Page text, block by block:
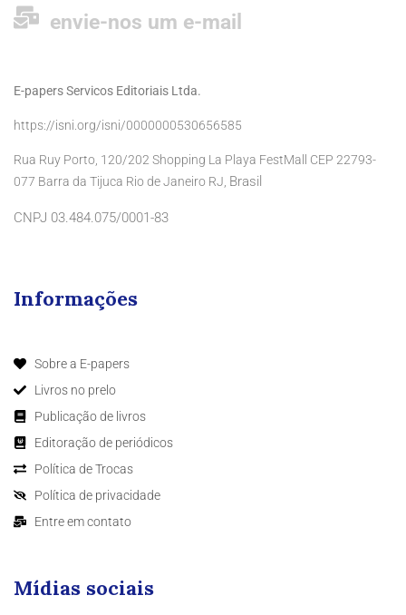
envie-nos um e-mail
E-papers Servicos Editoriais Ltda.
https://isni.org/isni/0000000530656585
Rua Ruy Porto, 120/202 Shopping La Playa FestMall CEP 22793-
077 Barra da Tijuca Rio de Janeiro RJ, Brasil
CNPJ 03.484.075/0001-83
Informações
Sobre a E-papers
Livros no prelo
Publicação de livros
Editoração de periódicos
Política de Trocas
Política de privacidade
Entre em contato
Mídias sociais